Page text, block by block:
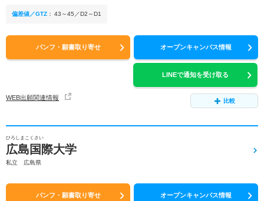
偏差値／GTZ ： 43～45／D2～D1
パンフ・願書取り寄せ オープンキャンパス情報
LINEで通知を受け取る
WEB出願関連情報 比較
ひろしまこくさい
広島国際大学
私立 広島県
パンフ・願書取り寄せ オープンキャンパス情報